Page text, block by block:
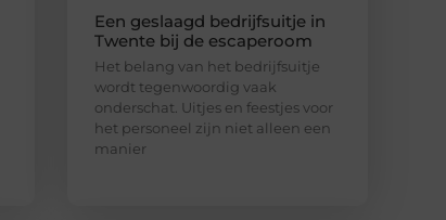
Een geslaagd bedrijfsuitje in
Twente bij de escaperoom
Het belang van het bedrijfsuitje
wordt tegenwoordig vaak
onderschat. Uitjes en feestjes voor
het personeel zijn niet alleen een
manier